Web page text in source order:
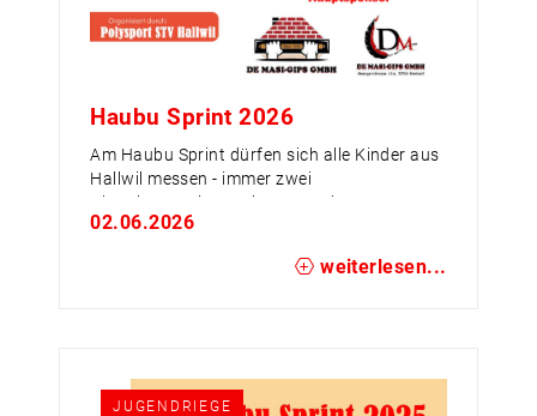
Haubu Sprint 2026
Am Haubu Sprint dürfen sich alle Kinder aus
Hallwil messen - immer zwei
Alterskategorien sprinten um den
Kategoriensieg. Dem schnellsten Mädchen
02.06.2026
weiterlesen...
JUGENDRIEGE